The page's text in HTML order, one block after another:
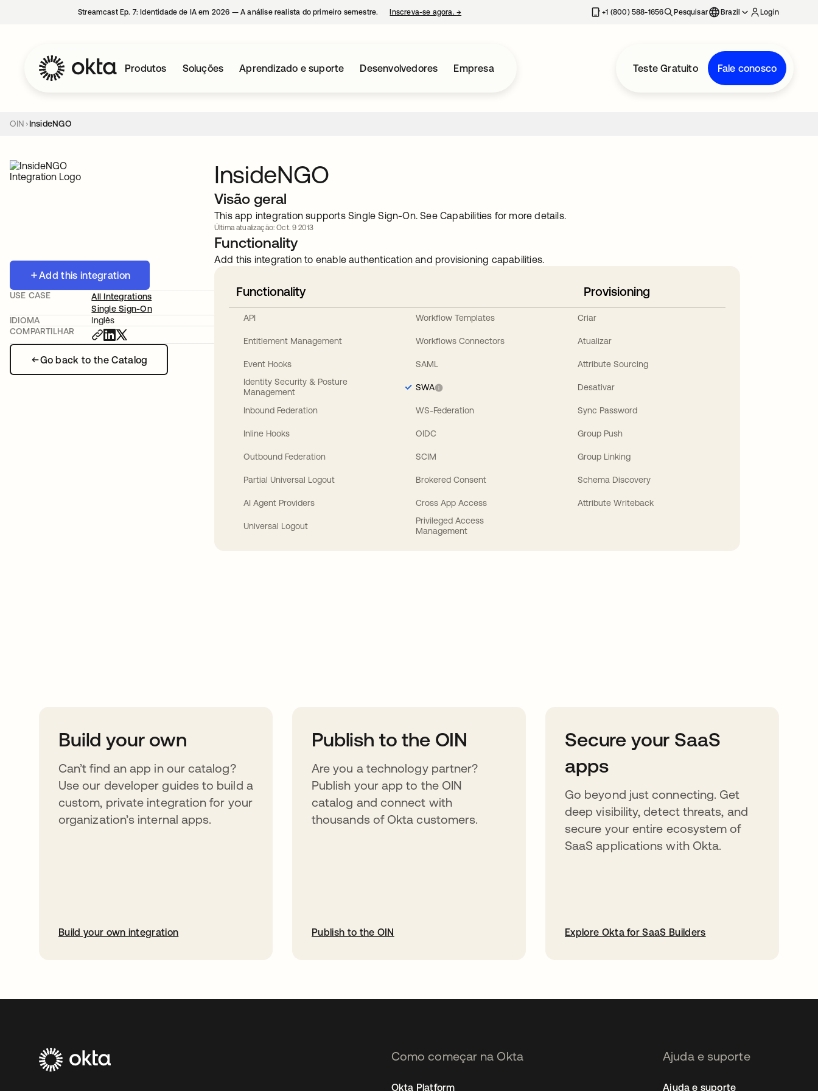
Streamcast Ep. 7: Identidade de IA em 2026 — A análise realista do primeiro semestre. Inscreva-se agora. → +1 (800) 588-1656 Pesquisar Brazil Login
Produtos Soluções Aprendizado e suporte Desenvolvedores Empresa Teste Gratuito Fale conosco
OIN InsideNGO
Add this integration
Go back to the Catalog
USE CASE
All Integrations
Single Sign-On
IDIOMA
Inglês
COMPARTILHAR
InsideNGO
Visão geral
This app integration supports Single Sign-On. See Capabilities for more details.
Última atualização: Oct. 9 2013
Functionality
Add this integration to enable authentication and provisioning capabilities.
Functionality
API
Entitlement Management
Event Hooks
Identity Security & Posture
Management
Inbound Federation
Inline Hooks
Outbound Federation
Partial Universal Logout
AI Agent Providers
Universal Logout
Workflow Templates
Workflows Connectors
SAML
SWA
WS-Federation
OIDC
SCIM
Brokered Consent
Cross App Access
Privileged Access
Management
Provisioning
Criar
Atualizar
Attribute Sourcing
Desativar
Sync Password
Group Push
Group Linking
Schema Discovery
Attribute Writeback
Build your own
Can’t find an app in our catalog?
Use our developer guides to build a
custom, private integration for your
organization’s internal apps.
Build your own integration
Publish to the OIN
Are you a technology partner?
Publish your app to the OIN
catalog and connect with
thousands of Okta customers.
Publish to the OIN
Secure your SaaS
apps
Go beyond just connecting. Get
deep visibility, detect threats, and
secure your entire ecosystem of
SaaS applications with Okta.
Explore Okta for SaaS Builders
Como começar na Okta
Okta Platform
Ajuda e suporte
Ajuda e suporte